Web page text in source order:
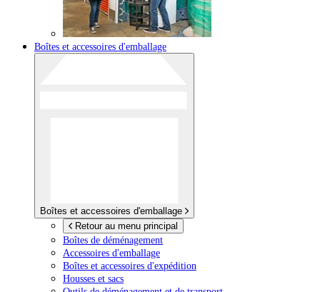
Boîtes et accessoires d'emballage
Boîtes et accessoires d'emballage
Retour au menu principal
Boîtes de déménagement
Accessoires d'emballage
Boîtes et accessoires d'expédition
Housses et sacs